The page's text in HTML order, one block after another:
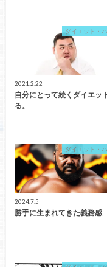
ダイエット・
2021.2.22
自分にとって続くダイエッ
る。
ダイエット・
2024.7.5
勝手に生まれてきた義務感